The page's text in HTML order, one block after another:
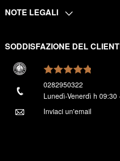
NOTE LEGALI
SODDISFAZIONE DEL
0282950322
Lunedì-Venerdì h 09:30
Inviaci un'email